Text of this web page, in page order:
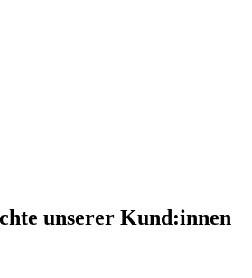
unserer Kund:innen